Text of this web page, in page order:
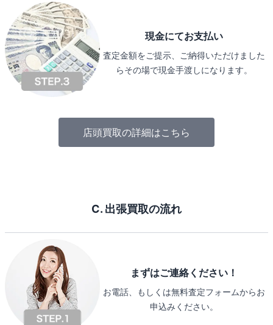
現金にてお支払い
査定金額をご提示、ご納得いただけました
らその場で現金手渡しになります。
店頭買取の詳細はこちら
C. 出張買取の流れ
まずはご連絡ください！
お電話、もしくは無料査定フォームからお
申込みください。